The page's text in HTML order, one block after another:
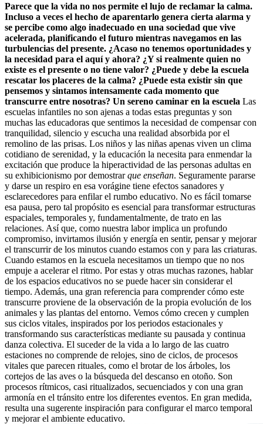
Parece que la vida no nos permite el lujo de reclamar la calma.
Incluso a veces el hecho de aparentarlo genera cierta alarma y
se percibe como algo inadecuado en una sociedad que vive
acelerada, planificando el futuro mientras navegamos en las
turbulencias del presente. ¿Acaso no tenemos oportunidades y
la necesidad para el aquí y ahora? ¿Y si realmente quien no
existe es el presente o no tiene valor? ¿Puede y debe la escuela
rescatar los placeres de la calma? ¿Puede esta existir sin que
pensemos y sintamos intensamente cada momento que
transcurre entre nosotras? Un sereno caminar en la escuela Las
escuelas infantiles no son ajenas a todas estas preguntas y son
muchas las educadoras que sentimos la necesidad de compensar con
tranquilidad, silencio y escucha una realidad absorbida por el
remolino de las prisas. Los niños y las niñas apenas viven un clima
cotidiano de serenidad, y la educación la necesita para enmendar la
excitación que produce la hiperactividad de las personas adultas en
su exhibicionismo por demostrarque enseñan. Seguramente pararse
y darse un respiro en esa vorágine tiene efectos sanadores y
esclarecedores para enfilar el rumbo educativo. No es fácil tomarse
esa pausa, pero tal propósito es esencial para transformar estructuras
espaciales, temporales y, fundamentalmente, de trato en las
relaciones. Así que, como nuestra labor implica un profundo
compromiso, invirtamos ilusión y energía en sentir, pensar y mejorar
el transcurrir de los minutos cuando estamos con y para las criaturas.
Cuando estamos en la escuela necesitamos un tiempo que no nos
empuje a acelerar el ritmo. Por estas y otras muchas razones, hablar
de los espacios educativos no se puede hacer sin considerar el
tiempo. Además, una gran referencia para comprender cómo este
transcurre proviene de la observación de la propia evolución de los
animales y las plantas del entorno. Vemos cómo crecen y cumplen
sus ciclos vitales, inspirados por los periodos estacionales y
transformando sus características mediante su pausada y continua
danza colectiva. El suceder de la vida a lo largo de las cuatro
estaciones no comprende de relojes, sino de ciclos, de procesos
vitales que parecen rituales, como el brotar de los árboles, los
cortejos de las aves o la búsqueda del descanso en otoño. Son
procesos rítmicos, casi ritualizados, secuenciados y con una gran
armonía en el tránsito entre los diferentes eventos. En gran medida,
resulta una sugerente inspiración para configurar el marco temporal
y mejorar el ambiente educativo.